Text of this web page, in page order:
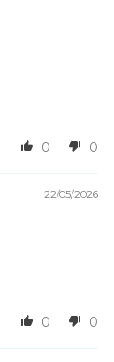
0 0
22/05/2026
0 0